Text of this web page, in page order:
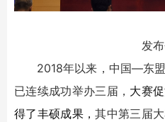
发
2018年以来，中国—东
已连续成功举办三届， 大赛
得了丰硕成果，其中第三届